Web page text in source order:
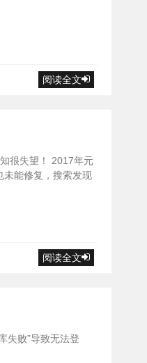
阅读全文
很失望！ 2017年元
未能修复，搜索发现
阅读全文
失败”导致无法登